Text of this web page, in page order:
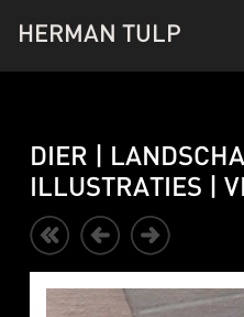
HERMAN TULP
DIER |
ILLUSTRATIES |